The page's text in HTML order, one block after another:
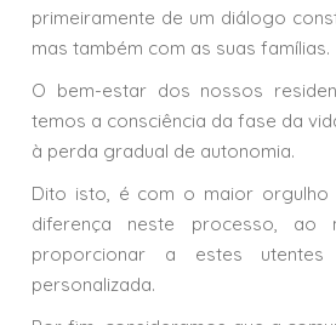
primeiramente de um diálogo
mas também com as suas famílias.
O bem-estar dos nossos
temos a consciência da fase da
à perda gradual de autonomia.
Dito isto, é com o maior orgulho
diferença neste processo,
proporcionar a estes
personalizada.